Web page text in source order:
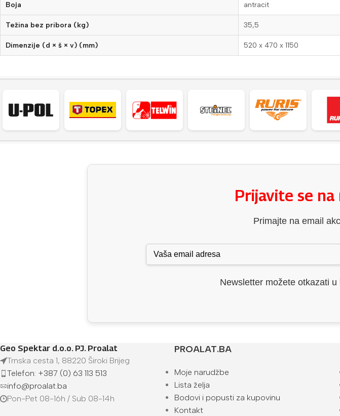
Boja antracit
Težina bez pribora (kg) 35,5
Dimenzije (d × š × v) (mm) 520 x 470 x 1150
Prijavite se
Primajte na email
Newsletter možete otkazati
Geo Spektar d.o.o. PJ. Proalat
Trnska cesta 1, 88220 Široki Brijeg
Telefon: +387 (0) 63 113 513
info@proalat.ba
Pon-Pet 08-16h / Sub 08-14h
PROALAT.BA
Moje narudžbe
Lista želja
Bodovi i popusti za kupovinu
Kontakt